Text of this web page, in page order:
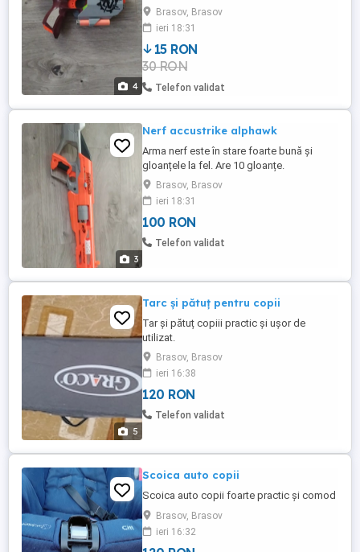
4
Brasov, Brasov
ieri 18:31
15 RON
30 RON
Telefon validat
3
Nerf accustrike alphawk
Arma nerf este în stare foarte bună și
gloanțele la fel. Are 10 gloanțe.
Brasov, Brasov
ieri 18:31
100 RON
Telefon validat
5
Tarc și pătuț pentru copii
Tar și pătuț copiii practic și ușor de
utilizat.
Brasov, Brasov
ieri 16:38
120 RON
Telefon validat
Scoica auto copii
Scoica auto copii foarte practic și comod
Brasov, Brasov
ieri 16:32